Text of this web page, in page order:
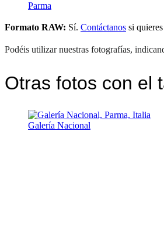
Parma
Formato RAW: Sí. Contáctanos si
Podéis utilizar nuestras fotografías,
Otras fotos con el
Galería Nacional